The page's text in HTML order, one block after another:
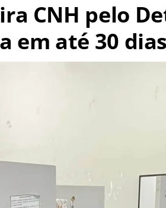
CNH pelo
em até 30 dias